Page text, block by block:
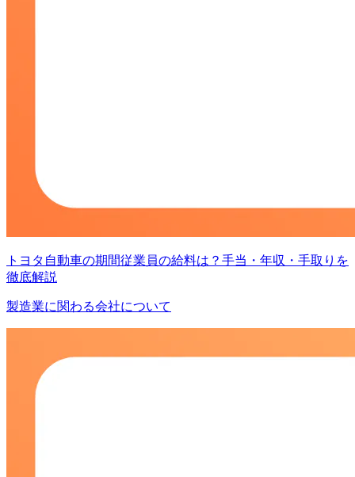
トヨタ自動車の期間従業員の給料は？手当・年収・手取りを
徹底解説
製造業に関わる会社について